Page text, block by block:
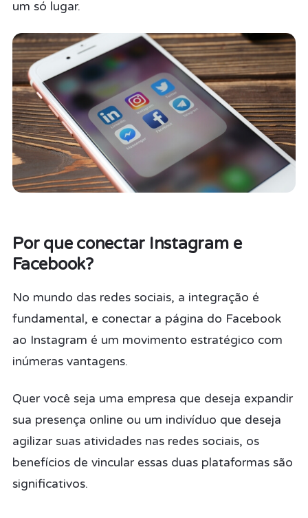
um só lugar.
Por que conectar Instagram e
Facebook?
No mundo das redes sociais, a integração é
fundamental, e conectar a página do Facebook
ao Instagram é um movimento estratégico com
inúmeras vantagens.
Quer você seja uma empresa que deseja expandir
sua presença online ou um indivíduo que deseja
agilizar suas atividades nas redes sociais, os
benefícios de vincular essas duas plataformas são
significativos.